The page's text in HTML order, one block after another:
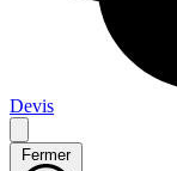
Devis
Fermer